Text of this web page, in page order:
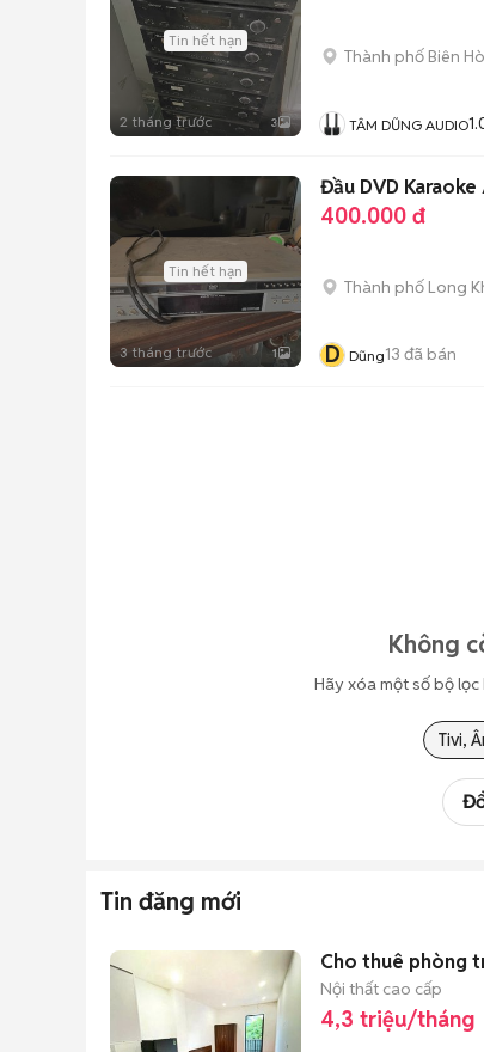
Tin hết hạn
2 tháng trước 3
Thành phố Biên
TÂM DŨNG AUDIO
Tin hết hạn
3 tháng trước 1
Đầu DVD
400.000 đ
Thành phố Long
D Dũng13 đã bán
Không
Hãy xóa một số bộ
Tivi,
Tin đăng mới
Cho thuê phòng
Nội thất cao cấp
4,3 triệu/tháng